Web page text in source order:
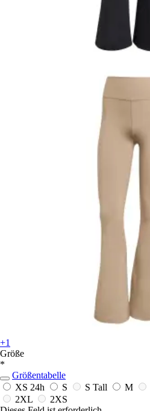
+1
Größe
*
Größentabelle
XS 24h S S Tall M
2XL
2XS